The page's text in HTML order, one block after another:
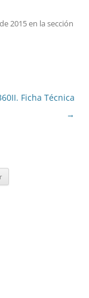
2015 en la sección
Ficha Técnica
→